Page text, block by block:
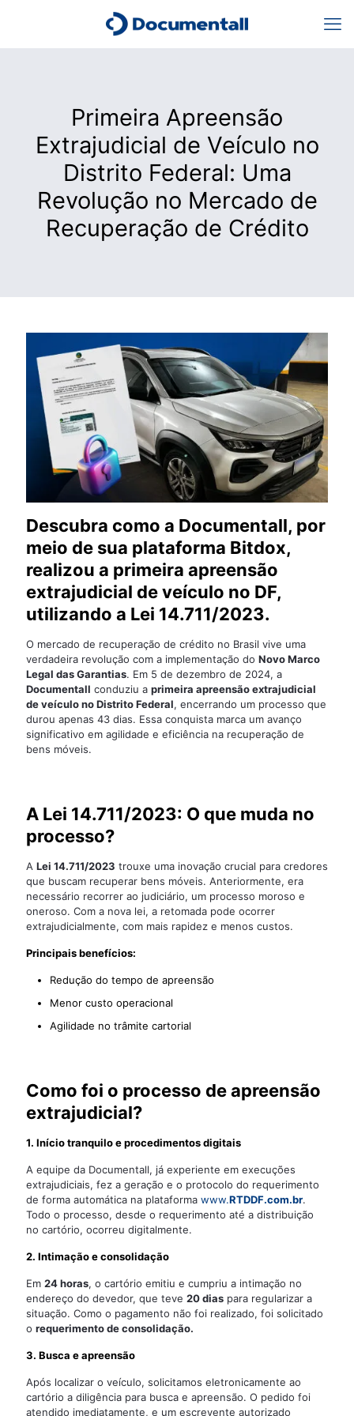
Primeira Apreensão
Extrajudicial de Veículo no
Distrito Federal: Uma
Revolução no Mercado de
Recuperação de Crédito
Descubra como a Documentall, por
meio de sua plataforma Bitdox,
realizou a primeira apreensão
extrajudicial de veículo no DF,
utilizando a Lei 14.711/2023.
O mercado de recuperação de crédito no Brasil vive uma
verdadeira revolução com a implementação do Novo Marco
Legal das Garantias. Em 5 de dezembro de 2024, a
Documentall conduziu a primeira apreensão extrajudicial
de veículo no Distrito Federal, encerrando um processo que
durou apenas 43 dias. Essa conquista marca um avanço
significativo em agilidade e eficiência na recuperação de
bens móveis.
A Lei 14.711/2023: O que muda no
processo?
A Lei 14.711/2023 trouxe uma inovação crucial para credores
que buscam recuperar bens móveis. Anteriormente, era
necessário recorrer ao judiciário, um processo moroso e
oneroso. Com a nova lei, a retomada pode ocorrer
extrajudicialmente, com mais rapidez e menos custos.
Principais benefícios:
Redução do tempo de apreensão
Menor custo operacional
Agilidade no trâmite cartorial
Como foi o processo de apreensão
extrajudicial?
1. Início tranquilo e procedimentos digitais
A equipe da Documentall, já experiente em execuções
extrajudiciais, fez a geração e o protocolo do requerimento
de forma automática na plataforma www.RTDDF.com.br.
Todo o processo, desde o requerimento até a distribuição
no cartório, ocorreu digitalmente.
2. Intimação e consolidação
Em 24 horas, o cartório emitiu e cumpriu a intimação no
endereço do devedor, que teve 20 dias para regularizar a
situação. Como o pagamento não foi realizado, foi solicitado
o requerimento de consolidação.
3. Busca e apreensão
Após localizar o veículo, solicitamos eletronicamente ao
cartório a diligência para busca e apreensão. O pedido foi
atendido imediatamente, e um escrevente autorizado